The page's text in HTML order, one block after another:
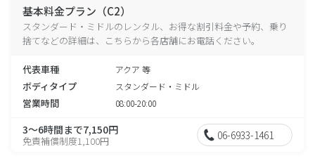
基本料金プラン（C2）
スタンダード・ミドルのレンタル、お得な割引料金や予約、乗り
捨てなどの詳細は、こちらから各店舗にお電話ください。
代表車種 アクア 等
ボディタイプ スタンダード・ミドル
営業時間 08:00-20:00
3～6時間まで7,150円
免責補償制度1,100円 06-6933-1461